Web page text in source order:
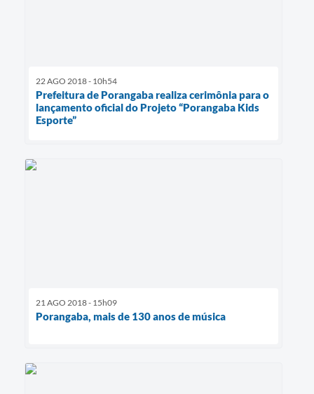
22 AGO 2018 - 10h54
Prefeitura de Porangaba realiza cerimônia para o
lançamento oficial do Projeto “Porangaba Kids
Esporte”
21 AGO 2018 - 15h09
Porangaba, mais de 130 anos de música